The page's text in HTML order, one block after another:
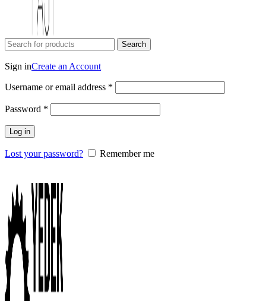
Search
Sign inCreate an Account
Username or email address *
Password *
Log in
Lost your password?
Remember me